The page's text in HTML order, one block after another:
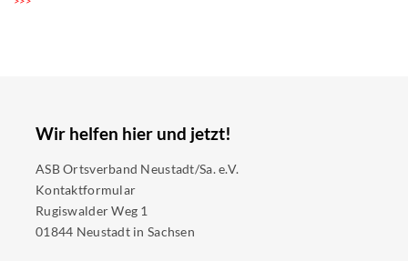
Wir helfen hier und jetzt!
ASB Ortsverband Neustadt/Sa. e.V.
Kontaktformular
Rugiswalder Weg 1
01844 Neustadt in Sachsen